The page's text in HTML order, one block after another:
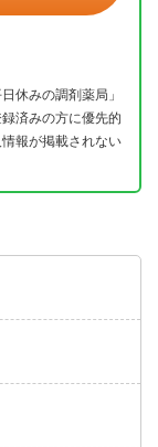
休みの調剤薬局」
済みの方に優先的
報が掲載されない